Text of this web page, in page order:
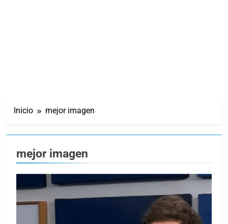
Inicio mejor imagen
mejor imagen